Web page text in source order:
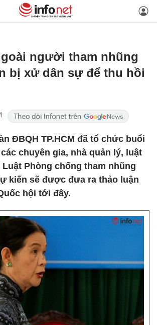
người tham nhũng
bị xử dân sự để thu hồi
ĐBQH TP.HCM đã tổ chức buổi
chuyên gia, nhà quản lý, luật
Phòng chống tham nhũng
kiến sẽ được đưa ra thảo luận
hội tới đây.